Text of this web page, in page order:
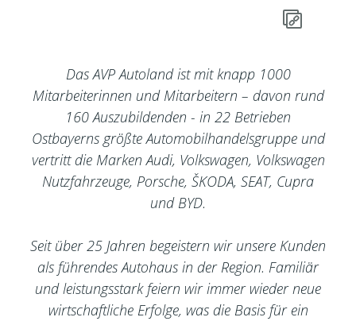
Das AVP Autoland ist mit knapp 1000
Mitarbeiterinnen und Mitarbeitern – davon rund
160 Auszubildenden - in 22 Betrieben
Ostbayerns größte Automobilhandelsgruppe und
vertritt die Marken Audi, Volkswagen, Volkswagen
Nutzfahrzeuge, Porsche, ŠKODA, SEAT, Cupra
und BYD.
Seit über 25 Jahren begeistern wir unsere Kunden
als führendes Autohaus in der Region. Familiär
und leistungsstark feiern wir immer wieder neue
wirtschaftliche Erfolge, was die Basis für ein